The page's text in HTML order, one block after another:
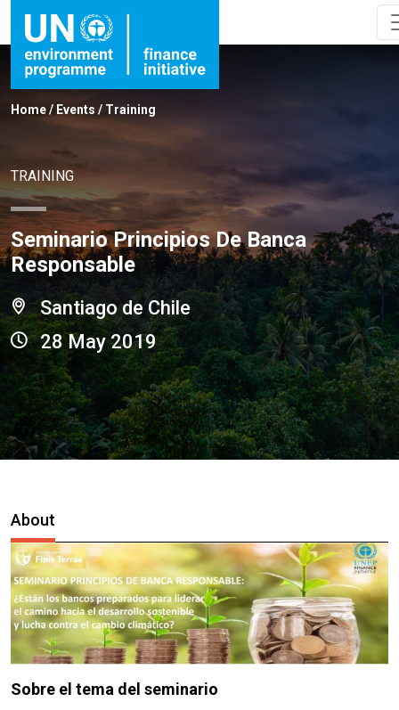
Home/ Events / Training
TRAINING
Seminario Principios De Banca
Responsable
Santiago de Chile
28 May 2019
About
Sobre el tema del seminario